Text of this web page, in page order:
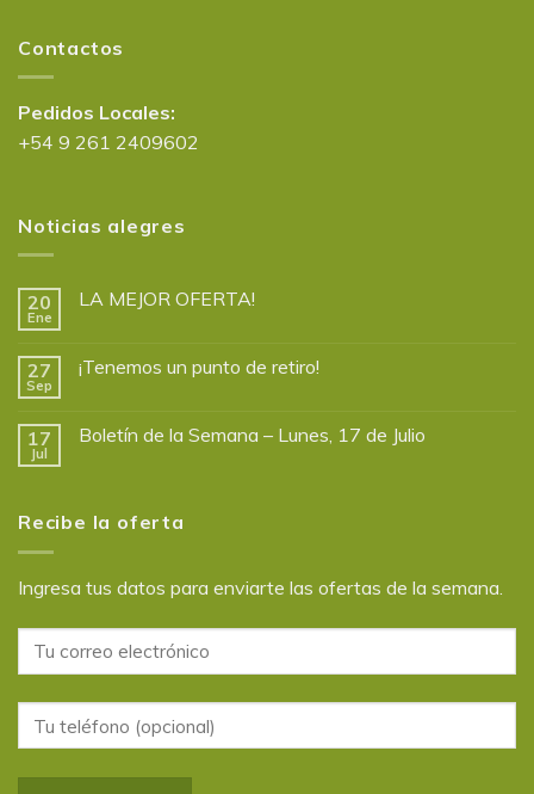
Contactos
Pedidos Locales:
+54 9 261 2409602
Noticias alegres
20
Ene
LA MEJOR OFERTA!
27
Sep
¡Tenemos un punto de retiro!
17
Jul
Boletín de la Semana – Lunes, 17 de Julio
Recibe la oferta
Ingresa tus datos para enviarte las ofertas de la semana.